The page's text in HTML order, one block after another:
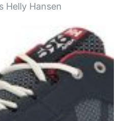
Helly Hansen